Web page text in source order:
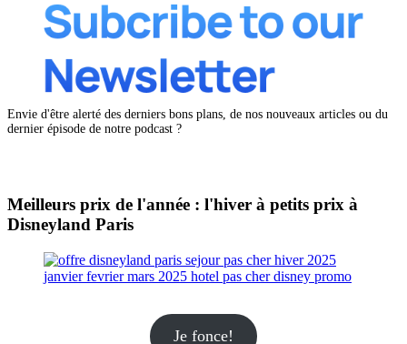
Envie d'être alerté des derniers bons plans, de nos nouveaux articles ou du
dernier épisode de notre podcast ?
Meilleurs prix de l'année : l'hiver à petits prix à
Disneyland Paris
Je fonce!